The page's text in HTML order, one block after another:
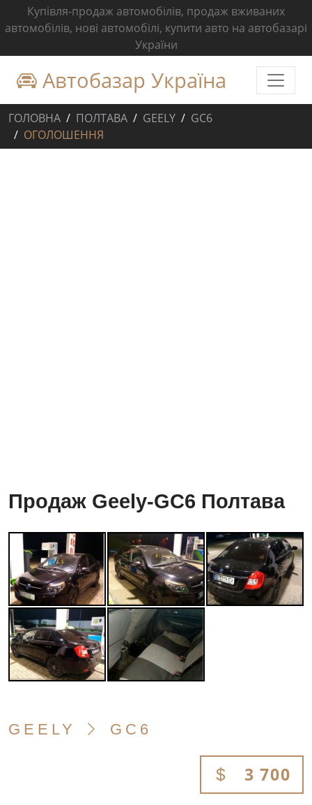
Купівля-продаж автомобілів, продаж вживаних
автомобілів, нові автомобілі, купити авто на автобазарі
України
Автобазар Україна
ГОЛОВНА ПОЛТАВА GEELY
GC6
ОГОЛОШЕННЯ
Продаж Geely-GC6 Полтава
GEELY GC6
3 700